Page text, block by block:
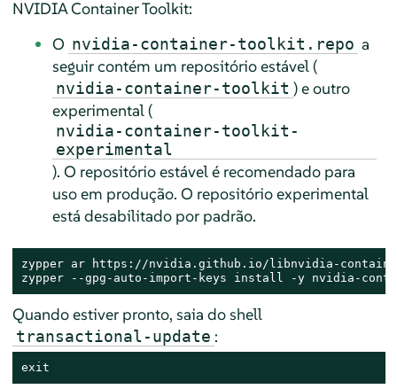
NVIDIA Container Toolkit:
O nvidia-container-toolkit.repo a
seguir contém um repositório estável (
nvidia-container-toolkit ) e outro
experimental (
nvidia-container-toolkit-
experimental
). O repositório estável é recomendado para
uso em produção. O repositório experimental
está desabilitado por padrão.
zypper ar https://nvidia.github.io/libnvidia-
zypper --gpg-auto-import-keys install -y nvidia-
Quando estiver pronto, saia do shell
transactional-update :
exit